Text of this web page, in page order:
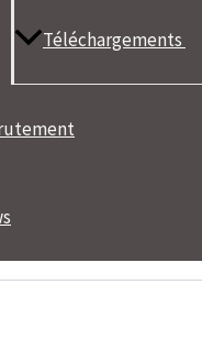
Téléchargements